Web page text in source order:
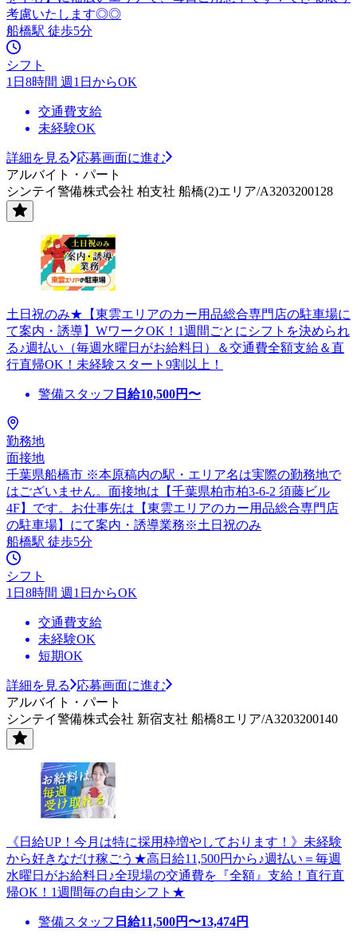
考慮いたします◎◎
船橋駅 徒歩5分
シフト
1日8時間 週1日からOK
交通費支給
未経験OK
詳細を見る
応募画面に進む
アルバイト・パート
シンテイ警備株式会社 柏支社 船橋(2)エリア/A3203200128
土日祝のみ★【東雲エリアのカー用品総合専門店の駐車場に
て案内・誘導】WワークOK！1週間ごとにシフトを決められ
る♪週払い（毎週水曜日がお給料日）＆交通費全額支給＆直
行直帰OK！未経験スタート9割以上！
警備スタッフ 日給10,500円〜
勤務地
面接地
千葉県船橋市 ※本原稿内の駅・エリア名は実際の勤務地で
はございません。面接地は【千葉県柏市柏3-6-2 須藤ビル
4F】です。お仕事先は【東雲エリアのカー用品総合専門店
の駐車場】にて案内・誘導業務※土日祝のみ
船橋駅 徒歩5分
シフト
1日8時間 週1日からOK
交通費支給
未経験OK
短期OK
詳細を見る
応募画面に進む
アルバイト・パート
シンテイ警備株式会社 新宿支社 船橋8エリア/A3203200140
《日給UP！今月は特に採用枠増やしております！》未経験
から好きなだけ稼ごう★高日給11,500円から♪週払い＝毎週
水曜日がお給料日♪全現場の交通費を『全額』支給！直行直
帰OK！1週間毎の自由シフト★
警備スタッフ 日給11,500円〜13,474円